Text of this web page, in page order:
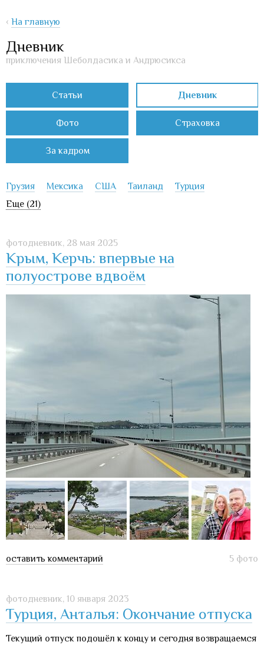
‹ На главную
Дневник
приключения Шеболдасика и Андрюсикса
Статьи Дневник
Фото Страховка
За кадром
Грузия Мексика США Таиланд
Турция
Еще (21)
фотодневник, 28 мая 2025
Крым, Керчь: впервые на
полуострове вдвоём
оставить комментарий 5 фото
фотодневник, 10 января 2023
Турция, Анталья: Окончание отпуска
Текущий отпуск подошёл к концу и сегодня возвращаемся